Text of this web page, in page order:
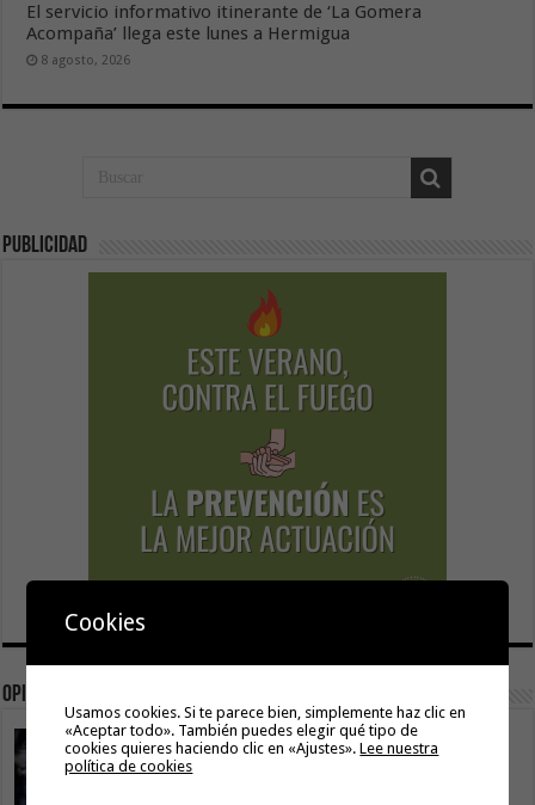
El servicio informativo itinerante de ‘La Gomera
Acompaña’ llega este lunes a Hermigua
8 agosto, 2026
Publicidad
Opinión
La movilidad también construye isla
9 agosto, 2026
Cookies
Usamos cookies. Si te parece bien, simplemente haz clic en
«Aceptar todo». También puedes elegir qué tipo de
cookies quieres haciendo clic en «Ajustes».Lee nuestra
política de cookies